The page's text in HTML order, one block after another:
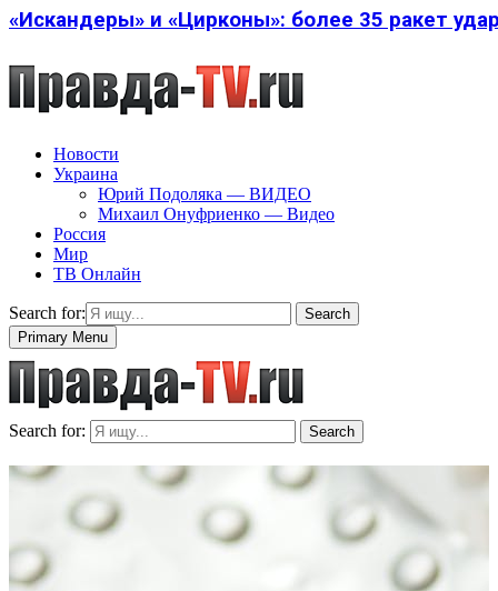
«Искандеры» и «Цирконы»: более 35 ракет
Новости
Украина
Юрий Подоляка — ВИДЕО
Михаил Онуфриенко — Видео
Россия
Мир
ТВ Онлайн
Search for:
Search
Primary Menu
Search for: Search